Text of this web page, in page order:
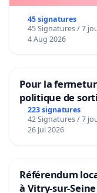
45 signatures
45 Signatures / 7
4 Aug 2026
Pour la
politique de
223 signatures
42 Signatures / 7
26 Jul 2026
Référendum
à Vitry-sur-Seine